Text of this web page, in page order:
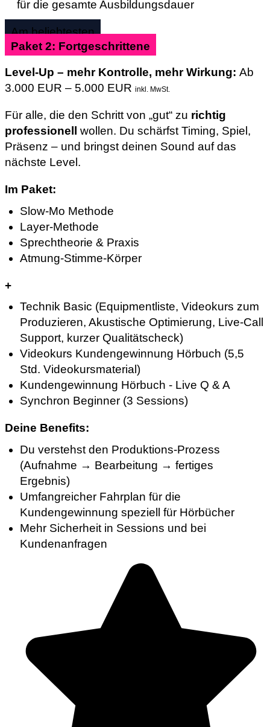
für die gesamte Ausbildungsdauer
Am beliebtesten
Paket 2: Fortgeschrittene
Level-Up – mehr Kontrolle, mehr Wirkung: Ab
3.000 EUR – 5.000 EUR inkl. MwSt.
Für alle, die den Schritt von „gut“ zu richtig
professionell
wollen. Du schärfst Timing, Spiel,
Präsenz – und bringst deinen Sound auf das
nächste Level.
Im Paket:
Slow-Mo Methode
Layer-Methode
Sprechtheorie & Praxis
Atmung-Stimme-Körper
+
Technik Basic (Equipmentliste, Videokurs zum
Produzieren, Akustische Optimierung, Live-Call
Support, kurzer Qualitätscheck)
Videokurs Kundengewinnung Hörbuch (5,5
Std. Videokursmaterial)
Kundengewinnung Hörbuch - Live Q & A
Synchron Beginner (3 Sessions)
Deine Benefits:
Du verstehst den Produktions-Prozess
(Aufnahme → Bearbeitung → fertiges
Ergebnis)
Umfangreicher Fahrplan für die
Kundengewinnung speziell für Hörbücher
Mehr Sicherheit in Sessions und bei
Kundenanfragen